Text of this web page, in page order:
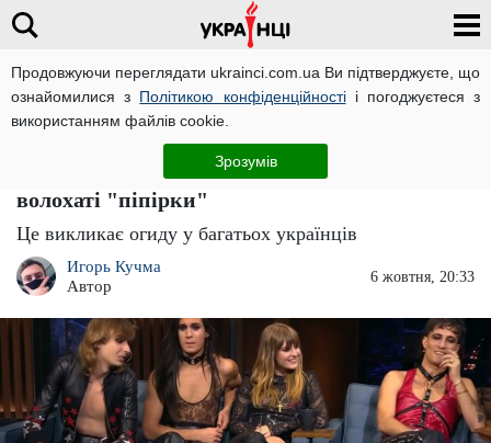
Продовжуючи переглядати ukrainci.com.ua Ви підтверджуєте, що
ознайомилися з Політикою конфіденційностіі погоджуєтеся з
використанням файлів cookie.
Зрозумів
"Фу, позорище, ось, чому діти вчаться":
оголені рокери "Maneskin" показали
волохаті "піпірки"
Це викликає огиду у багатьох українців
Игорь Кучма
Автор
6 жовтня, 20:33